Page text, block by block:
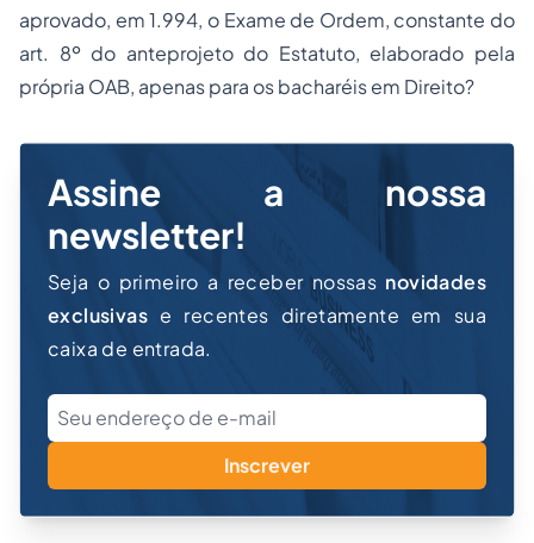
aprovado, em 1.994, o Exame de Ordem, constante do
art. 8º do anteprojeto do Estatuto, elaborado pela
própria OAB, apenas para os bacharéis em Direito?
Assine a nossa
newsletter!
Seja o primeiro a receber nossas novidades
exclusivas e recentes diretamente em sua
caixa de entrada.
Inscrever